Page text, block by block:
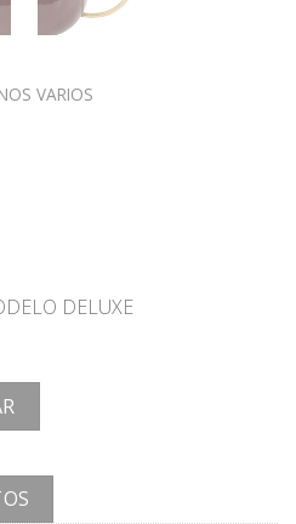
VARIOS
DELUXE